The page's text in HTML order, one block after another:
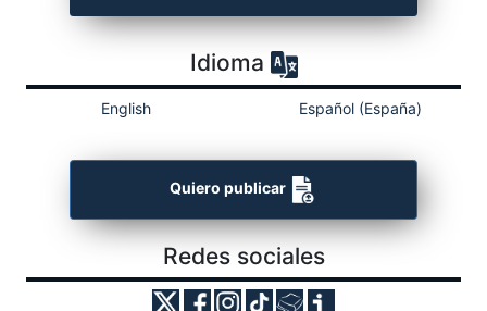
Idioma
English Español (España)
Quiero publicar
Redes sociales